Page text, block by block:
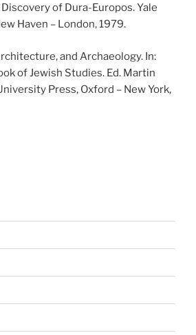
of Dura-Europos. Yale
Haven – London, 1979.
and Archaeology. In:
of Jewish Studies. Ed. Martin
Press, Oxford – New York,